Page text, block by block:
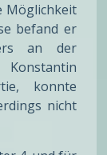
Möglichkeit
befand er
an der
konnte
nicht